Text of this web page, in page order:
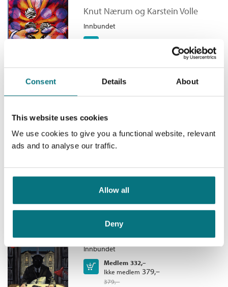
Consent Details About
This website uses cookies
We use cookies to give you a functional website, relevant
ads and to analyse our traffic.
Allow all
Deny
Bokmål Nedlastbar lydbok
De dødes båt
Bokmål Ebok
Knut Nærum og Karstein Volle
Innbundet
Kjøp
Busemannen
Knut Nærum
Innbundet
Medlem
379,–
Den gåtefulle Oberon Qvist
Innbundet
Medlem 332,–
Ikke medlem 379,–
379,–
Kjøp